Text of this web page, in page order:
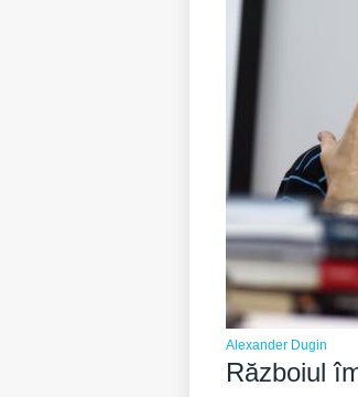
Alexander Dugin
Războiul